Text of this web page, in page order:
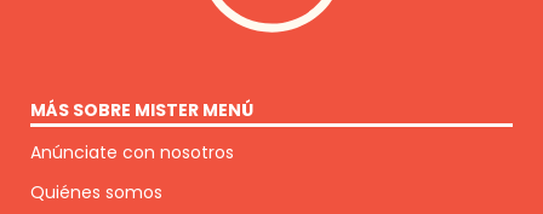
MÁS SOBRE MISTER MENÚ
Anúnciate con nosotros
Quiénes somos